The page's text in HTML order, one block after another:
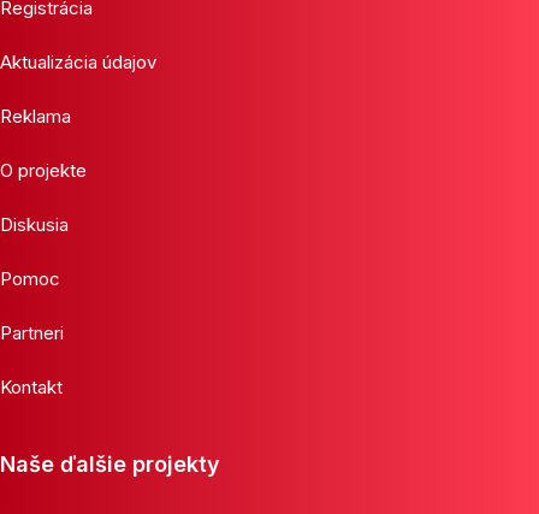
Registrácia
Aktualizácia údajov
Reklama
O projekte
Diskusia
Pomoc
Partneri
Kontakt
Naše ďalšie projekty